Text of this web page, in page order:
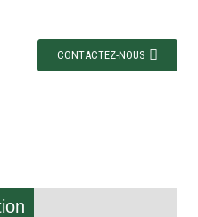
CONTACTEZ-NOUS